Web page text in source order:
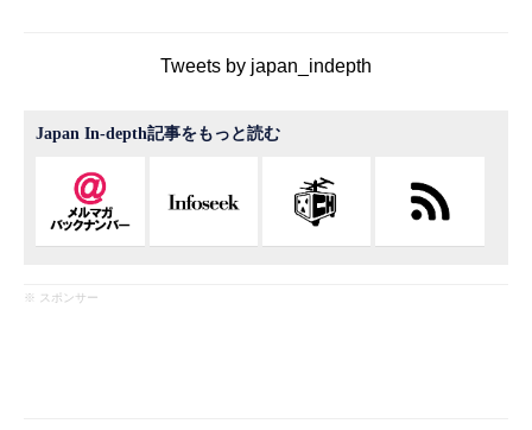
Tweets by japan_indepth
Japan In-depth記事をもっと読む
※ スポンサー